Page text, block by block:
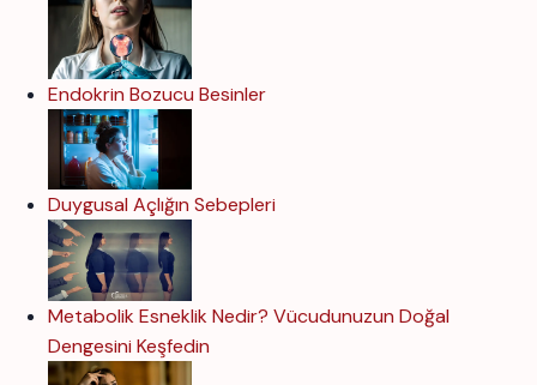
Endokrin Bozucu Besinler
Duygusal Açlığın Sebepleri
Metabolik Esneklik Nedir? Vücudunuzun Doğal
Dengesini Keşfedin